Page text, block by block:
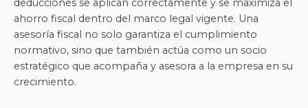
deducciones se aplican correctamente y se maximiza el
ahorro fiscal dentro del marco legal vigente. Una
asesoría fiscal no solo garantiza el cumplimiento
normativo, sino que también actúa como un socio
estratégico que acompaña y asesora a la empresa en su
crecimiento.